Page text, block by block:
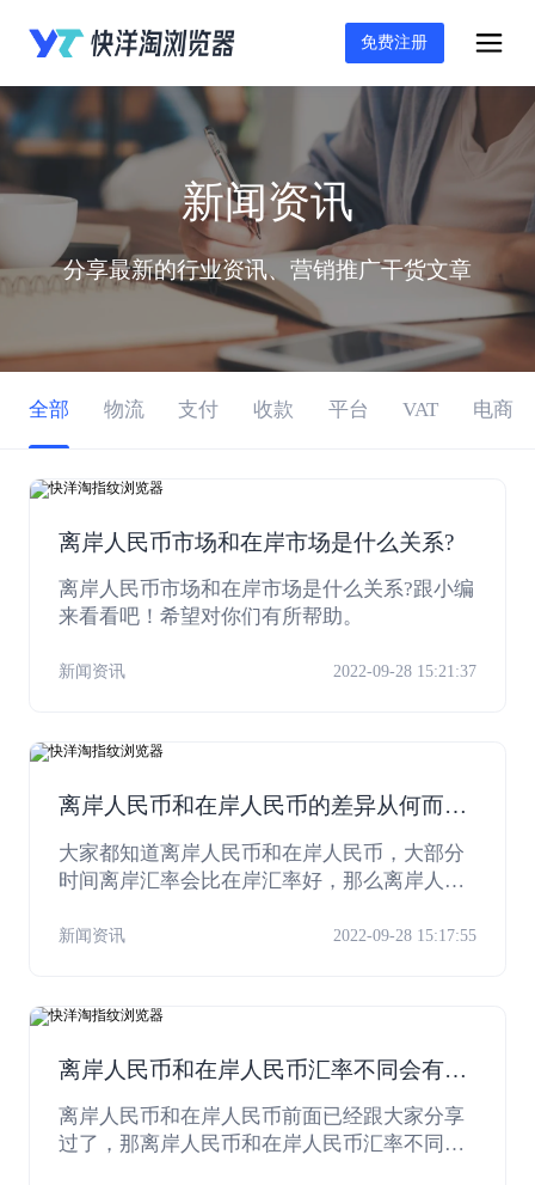
免费注册
新闻资讯
分享最新的行业资讯、营销推广干货文章
全部 物流 支付 收款 平台 VAT 电商
离岸人民币市场和在岸市场是什么关系?
离岸人民币市场和在岸市场是什么关系?跟小编
来看看吧！希望对你们有所帮助。
新闻资讯 2022-09-28 15:21:37
离岸人民币和在岸人民币的差异从何而
来？
大家都知道离岸人民币和在岸人民币，大部分
时间离岸汇率会比在岸汇率好，那么离岸人民
来给大家说说这个问题！感兴趣的朋友一起来
新闻资讯 2022-09-28 15:17:55
离岸人民币和在岸人民币汇率不同会有什
么影响？
离岸人民币和在岸人民币前面已经跟大家分享
过了，那离岸人民币和在岸人民币汇率不同会